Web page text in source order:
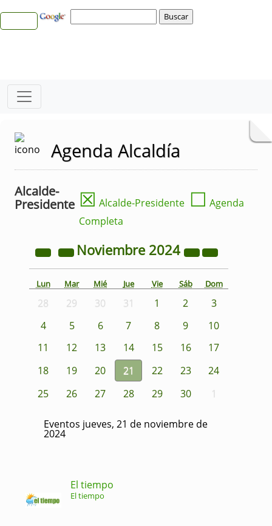
Agenda Alcaldía
Alcalde-
Presidente ☒ Alcalde-Presidente ☐ Agenda
Completa
Noviembre 2024
Lun Mar Mié Jue Vie Sáb Dom
28 29 30 31 1 2
3
4
5 6 7 8 9
10
11
12 13 14 15 16
17
18
19 20 21 22 23
24
25
26 27 28 29 30 1
Eventos jueves, 21 de noviembre de
2024
El tiempo
El tiempo